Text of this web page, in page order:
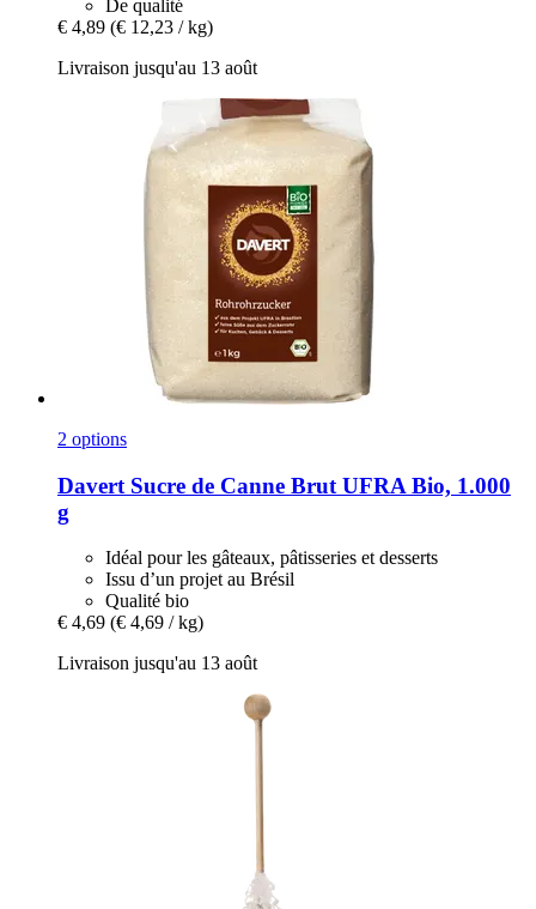
De qualité
€ 4,89 (€ 12,23 / kg)
Livraison jusqu'au 13 août
2 options
Davert Sucre de Canne Brut UFRA Bio, 1.000
g
Idéal pour les gâteaux, pâtisseries et desserts
Issu d’un projet au Brésil
Qualité bio
€ 4,69 (€ 4,69 / kg)
Livraison jusqu'au 13 août